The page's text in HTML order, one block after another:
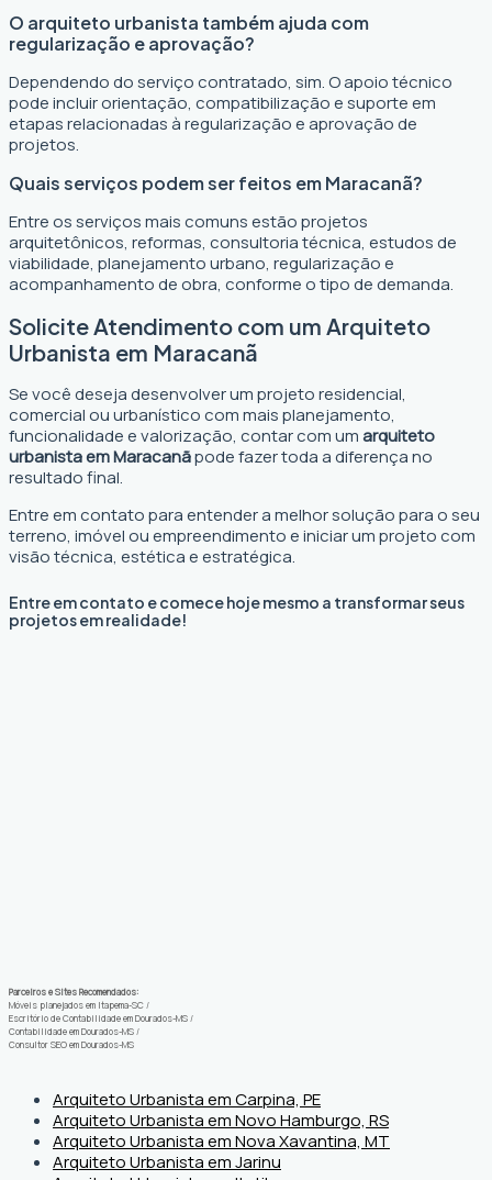
O arquiteto urbanista também ajuda com
regularização e aprovação?
Dependendo do serviço contratado, sim. O apoio técnico
pode incluir orientação, compatibilização e suporte em
etapas relacionadas à regularização e aprovação de
projetos.
Quais serviços podem ser feitos em Maracanã?
Entre os serviços mais comuns estão projetos
arquitetônicos, reformas, consultoria técnica, estudos de
viabilidade, planejamento urbano, regularização e
acompanhamento de obra, conforme o tipo de demanda.
Solicite Atendimento com um Arquiteto
Urbanista em Maracanã
Se você deseja desenvolver um projeto residencial,
comercial ou urbanístico com mais planejamento,
funcionalidade e valorização, contar com umarquiteto
urbanista em Maracanãpode fazer toda a diferença no
resultado final.
Entre em contato para entender a melhor solução para o seu
terreno, imóvel ou empreendimento e iniciar um projeto com
visão técnica, estética e estratégica.
Entre em contato e comece hoje mesmo a transformar seus
projetos em realidade!
Parceiros e Sites Recomendados:
Móveis planejados em Itapema-SC /
Escritório de Contabilidade em Dourados-MS /
Contabilidade em Dourados-MS /
Consultor SEO em Dourados-MS
Arquiteto Urbanista em Carpina, PE
Arquiteto Urbanista em Novo Hamburgo, RS
Arquiteto Urbanista em Nova Xavantina, MT
Arquiteto Urbanista em Jarinu